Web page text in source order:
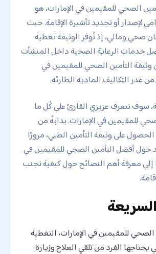
الصحي للمقيمين في الإمارات، هو
لإصدار أو تجديد تأشيرة الإقامة. حيث
صحي ومالي، إذ تُوفر الوثيقة تغطية
خدمات الرعاية الصحية داخل المنشأت
وثيقة التأمين الصحي للمقيمين في
غدر التكاليف المادية الطارئة.
سوف نتعرف عزيزي القارئ على كُل ما
للمقيمين في الإمارات. بدايةً من
على وثيقة التأمين الطبي، مرورًا
حول أفضل التأمين الصحي للمقيمين في
إلي معرفة أهم النصائح حول كيفية تجنب
الصحي للمقيمين في الإمارات، التغطية
يحتاجها الفرد من تلقي العلاج وزيارة